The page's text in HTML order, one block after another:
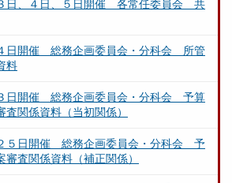
日、４日、５日開催 各常任委員会 共
日開催 総務企画委員会・分科会 所管
料
日開催 総務企画委員会・分科会 予算
査関係資料（当初関係）
５日開催 総務企画委員会・分科会 予
審査関係資料（補正関係）